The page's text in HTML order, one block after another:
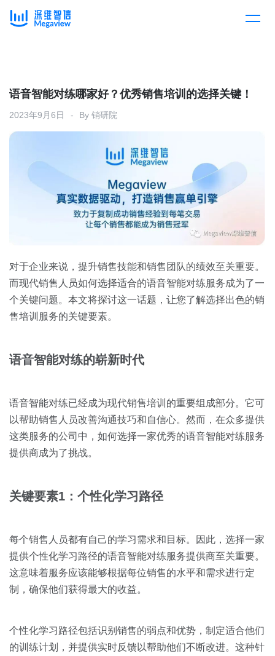
产品总览
产品集成
解决方案
按行业
消费医疗
房地产
金融
销售管理
按业务场景
客户案例
资源中心
全部
关于我们
语音智能对练哪家好？优秀销售培训的选择关键！
2023年9月6日 By 销研院
对于企业来说，提升销售技能和销售团队的绩效至关重要。
而现代销售人员如何选择适合的语音智能对练服务成为了一
个关键问题。本文将探讨这一话题，让您了解选择出色的销
售培训服务的关键要素。
语音智能对练的崭新时代
语音智能对练已经成为现代销售培训的重要组成部分。它可
以帮助销售人员改善沟通技巧和自信心。然而，在众多提供
这类服务的公司中，如何选择一家优秀的语音智能对练服务
提供商成为了挑战。
关键要素1：个性化学习路径
每个销售人员都有自己的学习需求和目标。因此，选择一家
提供个性化学习路径的语音智能对练服务提供商至关重要。
这意味着服务应该能够根据每位销售的水平和需求进行定
制，确保他们获得最大的收益。
个性化学习路径包括识别销售的弱点和优势，制定适合他们
的训练计划，并提供实时反馈以帮助他们不断改进。这种针